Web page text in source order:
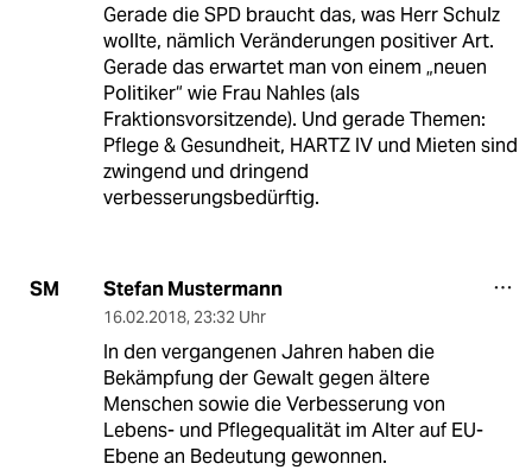
Gerade die SPD braucht das, was Herr Schulz
wollte, nämlich Veränderungen positiver Art.
Gerade das erwartet man von einem „neuen
Politiker“ wie Frau Nahles (als
Fraktionsvorsitzende). Und gerade Themen:
Pflege & Gesundheit, HARTZ IV und Mieten sind
zwingend und dringend
verbesserungsbedürftig.
SM Stefan Mustermann
16.02.2018, 23:32 Uhr
In den vergangenen Jahren haben die
Bekämpfung der Gewalt gegen ältere
Menschen sowie die Verbesserung von
Lebens- und Pflegequalität im Alter auf EU-
Ebene an Bedeutung gewonnen.